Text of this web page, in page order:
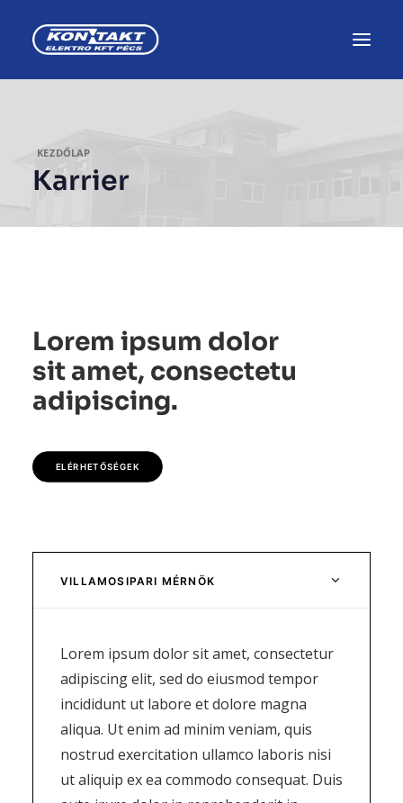
KEZDŐLAP
Karrier
Lorem ipsum dolor
sit amet, consectetu
adipiscing.
ELÉRHETŐSÉGEK
VILLAMOSIPARI MÉRNÖK
Lorem ipsum dolor sit amet, consectetur
adipiscing elit, sed do eiusmod tempor
incididunt ut labore et dolore magna
aliqua. Ut enim ad minim veniam, quis
nostrud exercitation ullamco laboris nisi
ut aliquip ex ea commodo consequat. Duis